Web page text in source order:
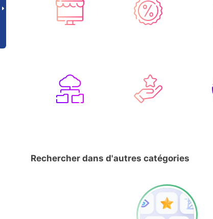
Rechercher dans d'autres catégories